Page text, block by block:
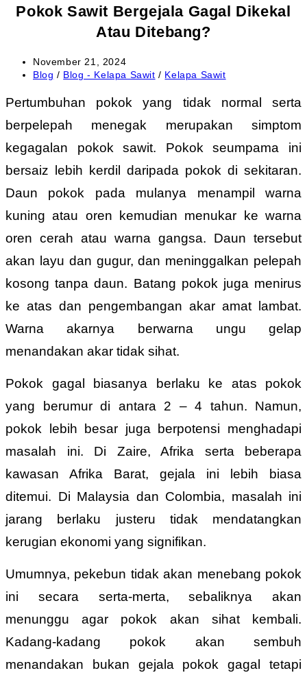
Pokok Sawit Bergejala Gagal Dikekal
Atau Ditebang?
Post
published:
November 21, 2024
Post
Blog / Blog - Kelapa Sawit / Kelapa Sawit
Pertumbuhan pokok yang tidak normal serta
berpelepah menegak merupakan simptom
kegagalan pokok sawit. Pokok seumpama ini
bersaiz lebih kerdil daripada pokok di sekitaran.
Daun pokok pada mulanya menampil warna
kuning atau oren kemudian menukar ke warna
oren cerah atau warna gangsa. Daun tersebut
akan layu dan gugur, dan meninggalkan pelepah
kosong tanpa daun. Batang pokok juga menirus
ke atas dan pengembangan akar amat lambat.
Warna akarnya berwarna ungu gelap
menandakan akar tidak sihat.
Pokok gagal biasanya berlaku ke atas pokok
yang berumur di antara 2 – 4 tahun. Namun,
pokok lebih besar juga berpotensi menghadapi
masalah ini. Di Zaire, Afrika serta beberapa
kawasan Afrika Barat, gejala ini lebih biasa
ditemui. Di Malaysia dan Colombia, masalah ini
jarang berlaku justeru tidak mendatangkan
kerugian ekonomi yang signifikan.
Umumnya, pekebun tidak akan menebang pokok
ini secara serta-merta, sebaliknya akan
menunggu agar pokok akan sihat kembali.
Kadang-kadang pokok akan sembuh
menandakan bukan gejala pokok gagal tetapi